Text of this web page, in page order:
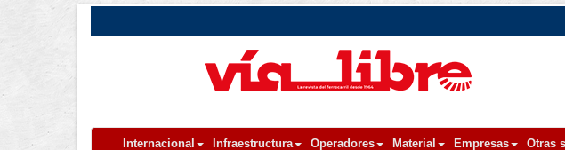
Internacional Infraestructura Operadores Material Empresas Otras